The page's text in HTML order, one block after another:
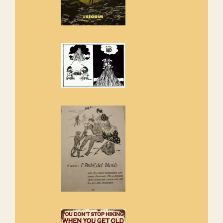
Amics de Sant Aniol d'Aguja
Els Centpeus estem implicats
de l'entorn de Sant Aniol